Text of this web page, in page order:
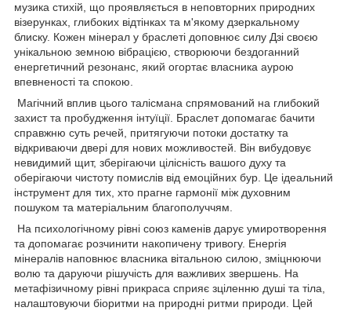
музика стихій, що проявляється в неповторних природних
візерунках, глибоких відтінках та м'якому дзеркальному
блиску. Кожен мінерал у браслеті доповнює силу Дзі своєю
унікальною земною вібрацією, створюючи бездоганний
енергетичний резонанс, який огортає власника аурою
впевненості та спокою.
Магічний вплив цього талісмана спрямований на глибокий
захист та пробудження інтуїції. Браслет допомагає бачити
справжню суть речей, притягуючи потоки достатку та
відкриваючи двері для нових можливостей. Він вибудовує
невидимий щит, зберігаючи цілісність вашого духу та
оберігаючи чистоту помислів від емоційних бур. Це ідеальний
інструмент для тих, хто прагне гармонії між духовним
пошуком та матеріальним благополуччям.
На психологічному рівні союз каменів дарує умиротворення
та допомагає розчинити накопичену тривогу. Енергія
мінералів наповнює власника вітальною силою, зміцнюючи
волю та даруючи рішучість для важливих звершень. На
метафізичному рівні прикраса сприяє зціленню душі та тіла,
налаштовуючи біоритми на природні ритми природи. Цей